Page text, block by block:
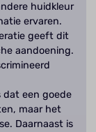
huidkleur
ervaren.
geeft dit
aandoening.
dat een goede
maar het
Daarnaast is